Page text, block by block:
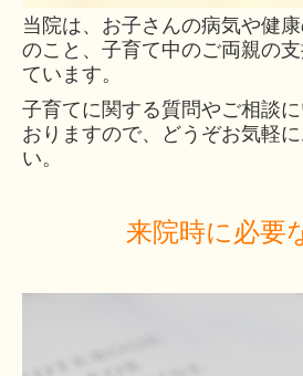
当院は、お子さんの病気や健
のこと、子育て中のご両親の
ています。
子育てに関する質問やご相談
おりますので、どうぞお気軽
い。
来院時に必要